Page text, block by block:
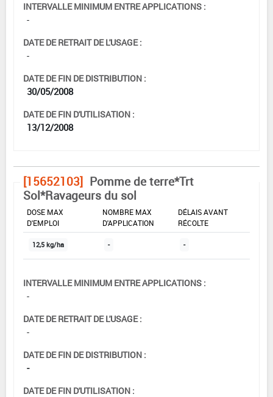
INTERVALLE MINIMUM ENTRE APPLICATIONS :
-
DATE DE RETRAIT DE L'USAGE :
-
DATE DE FIN DE DISTRIBUTION :
30/05/2008
DATE DE FIN D'UTILISATION :
13/12/2008
[15652103] Pomme de terre*Trt
Sol*Ravageurs du sol
DOSE MAX
D'EMPLOI
NOMBRE MAX
D'APPLICATION
DÉLAIS AVANT
RÉCOLTE
12,5 kg/ha - -
INTERVALLE MINIMUM ENTRE APPLICATIONS :
-
DATE DE RETRAIT DE L'USAGE :
-
DATE DE FIN DE DISTRIBUTION :
-
DATE DE FIN D'UTILISATION :